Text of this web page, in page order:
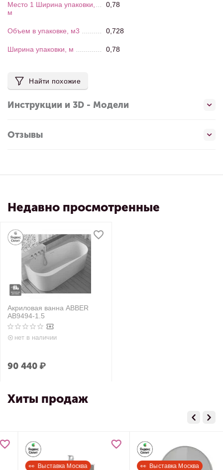
Место 1 Ширина упаковки,
м
0,78
Объем в упаковке, м3 0,728
Ширина упаковки, м 0,78
Найти похожие
Инструкции и 3D - Модели
Отзывы
Недавно просмотренные
Акриловая ванна ABBER
AB9494-1.5
нет в наличии
90 440₽
Хиты продаж
👀  Выставка Москва 👀  Выставка Москва